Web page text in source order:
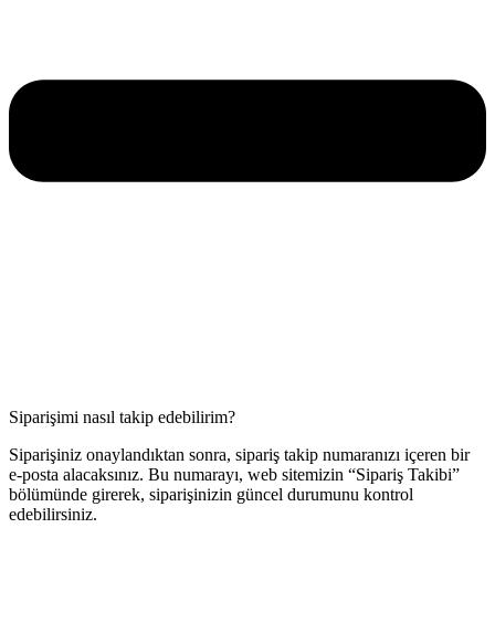
Siparişimi nasıl takip edebilirim?
Siparişiniz onaylandıktan sonra, sipariş takip numaranızı içeren bir
e-posta alacaksınız. Bu numarayı, web sitemizin “Sipariş Takibi”
bölümünde girerek, siparişinizin güncel durumunu kontrol
edebilirsiniz.